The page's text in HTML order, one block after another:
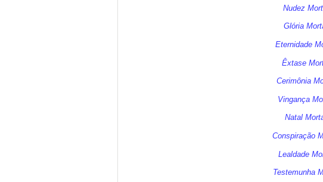
Nudez
Glória
Eternidade
Êxtase
Cerimônia
Vingança
Natal
Conspiração
Lealdade
Testemunha